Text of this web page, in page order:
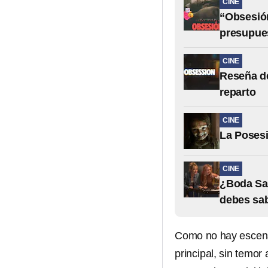
CINE
CINE
Reseña
reparto
CINE
La
CINE
¿Boda
debes
Como no hay
principal, sin temor